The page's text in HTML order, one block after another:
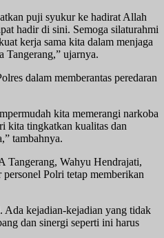
puji syukur ke hadirat Allah
hadir di sini. Semoga silaturahmi
kerja sama kita dalam menjaga
Tangerang,” ujarnya.
dalam memberantas peredaran
kita memerangi narkoba
kita tingkatkan kualitas dan
tambahnya.
Tangerang, Wahyu Hendrajati,
Polri tetap memberikan
kejadian-kejadian yang tidak
dan sinergi seperti ini harus